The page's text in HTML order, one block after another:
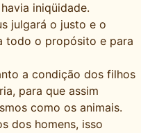
iniqüidade.
julgará o justo e o
todo o propósito e para
a condição dos filhos
para que assim
como os animais.
dos homens, isso